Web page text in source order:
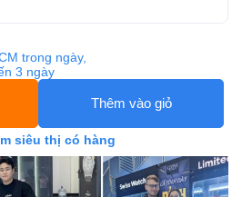
trong ngày,
3 ngày
Thêm vào giỏ
siêu thị có hàng